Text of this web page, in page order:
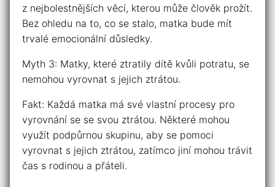
z nejbolestnějších věcí, kterou může člověk prožít.
Bez ohledu na to, co se stalo, matka bude mít
trvalé emocionální důsledky.
Myth 3: Matky, které ztratily dítě kvůli potratu, se
nemohou vyrovnat s jejich ztrátou.
Fakt: Každá matka má své vlastní procesy pro
vyrovnání se se svou ztrátou. Některé mohou
využít podpůrnou skupinu, aby se pomoci
vyrovnat s jejich ztrátou, zatímco jiní mohou trávit
čas s rodinou a přáteli.